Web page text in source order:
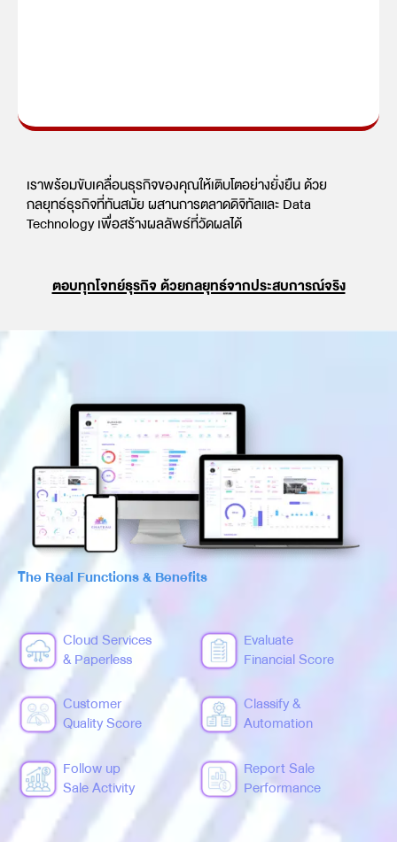
เราพร้อมขับเคลื่อนธุรกิจของคุณให้เติบโตอย่างยั่งยืน ด้วย
กลยุทธ์ธุรกิจที่ทันสมัย ผสานการตลาดดิจิทัลและ Data
Technology เพื่อสร้างผลลัพธ์ที่วัดผลได้
ตอบทุกโจทย์ธุรกิจ ด้วยกลยุทธ์จากประสบการณ์จริง
The Real Functions & Benefits
Cloud Services
& Paperless
Evaluate
Financial Score
Customer
Quality Score
Classify &
Automation
Follow up
Sale Activity
Report Sale
Performance